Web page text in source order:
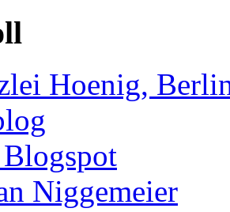
Hoenig,
Niggemeier